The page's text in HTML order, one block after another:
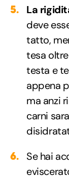
La
deve
tatto,
tesa
testa e
appena
ma anzi
carni
Se hai